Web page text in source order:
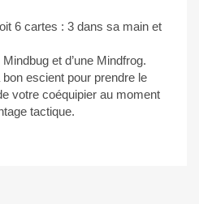
6 cartes : 3 dans sa main et
et d’une Mindfrog.
escient pour prendre le
votre coéquipier au moment
tactique.